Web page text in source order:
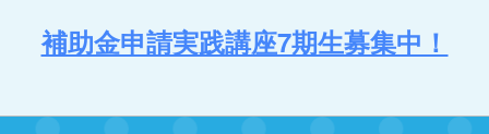
補助金申請実践講座7期生募集中！